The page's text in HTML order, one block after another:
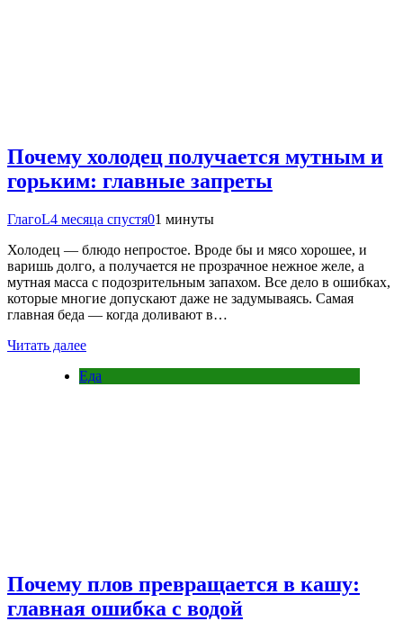
Почему холодец получается мутным и
горьким: главные запреты
ГлагоL4 месяца спустя01 минуты
Холодец — блюдо непростое. Вроде бы и мясо хорошее, и
варишь долго, а получается не прозрачное нежное желе, а
мутная масса с подозрительным запахом. Все дело в ошибках,
которые многие допускают даже не задумываясь. Самая
главная беда — когда доливают в…
Читать далее
Еда
Почему плов превращается в кашу:
главная ошибка с водой